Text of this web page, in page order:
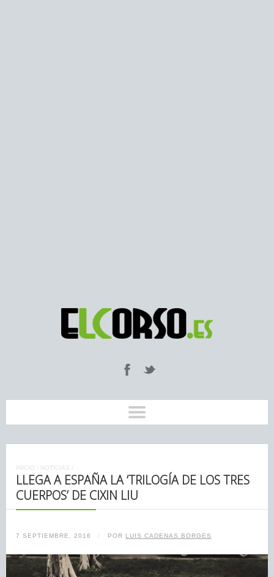
INICIO / NOTICIAS /
LLEGA A ESPAÑA LA ‘TRILOGÍA DE LOS TRES
CUERPOS’ DE CIXIN LIU
7 SEPTIEMBRE, 2016 / POR LUIS CADENAS BORGES